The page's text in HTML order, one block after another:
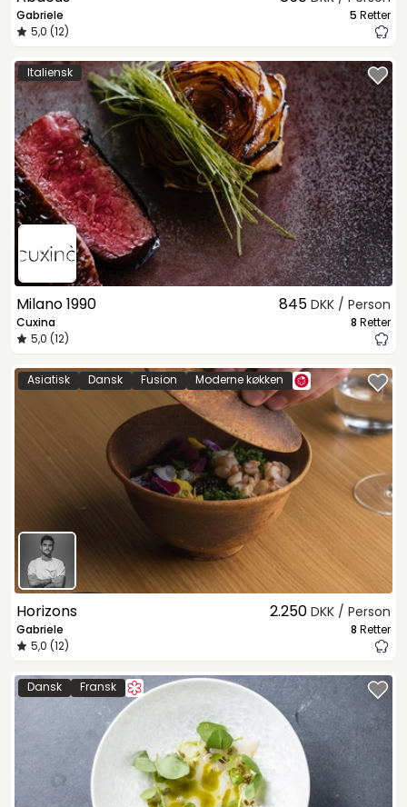
Gabriele
5,0 (12)
5 Retter
Italiensk
Milano 1990
Cuxina
5,0 (12)
845 DKK / Person
8 Retter
Asiatisk Dansk Fusion Moderne køkken
Horizons
Gabriele
5,0 (12)
2.250 DKK / Person
8 Retter
Dansk Fransk